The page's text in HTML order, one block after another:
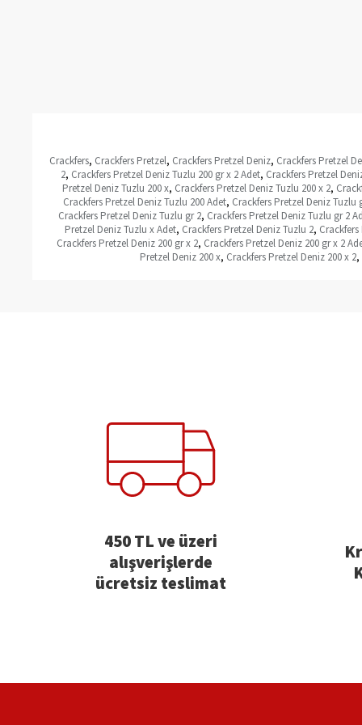
Crackfers, Crackfers Pretzel, Crackfers Pretzel Deniz, Crackfers Pretzel
2, Crackfers Pretzel Deniz Tuzlu 200 gr x 2 Adet, Crackfers Pretzel
Pretzel Deniz Tuzlu 200 x, Crackfers Pretzel Deniz Tuzlu 200 x 2,
Crackfers Pretzel Deniz Tuzlu 200 Adet, Crackfers Pretzel Deniz Tuzlu
Crackfers Pretzel Deniz Tuzlu gr 2, Crackfers Pretzel Deniz Tuzlu gr 2
Pretzel Deniz Tuzlu x Adet, Crackfers Pretzel Deniz Tuzlu 2,
Crackfers Pretzel Deniz 200 gr x 2, Crackfers Pretzel Deniz 200 gr x 2
Pretzel Deniz 200 x, Crackfers Pretzel Deniz 200 x 2,
450 TL ve üzeri
alışverişlerde
ücretsiz teslimat